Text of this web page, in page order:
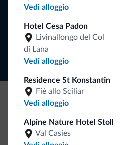
Vedi alloggio
Hotel Cesa Padon
Livinallongo del Col
di Lana
Vedi alloggio
Residence St Konstantin
Fiè allo Sciliar
Vedi alloggio
Alpine Nature Hotel Stoll
Val Casies
Segui
Ce l'avete chiesto in tanti.
Dolomiti.it!